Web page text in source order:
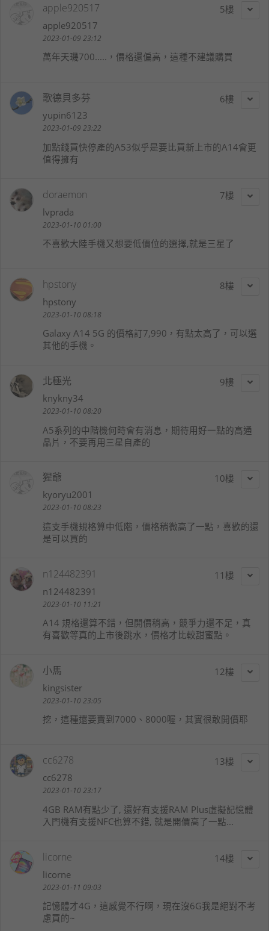
5
apple920517
apple920517
2023-01-09 23:12
萬年天璣700.....，價格還偏高，這種不建議購買
6
歌德貝多芬
yupin6123
2023-01-09 23:22
加點錢買快停產的A53似乎是要比買新上市的A14會更
值得擁有
7
doraemon
lvprada
2023-01-10 01:00
不喜歡大陸手機又想要低價位的選擇,就是三星了
8
hpstony
hpstony
2023-01-10 08:18
Galaxy A14 5G 的價格訂7,990，有點太高了，可以選
其他的手機。
9
北極光
knykny34
2023-01-10 08:20
A5系列的中階機何時會有消息，期待用好一點的高通
晶片，不要再用三星自產的
10
猩爺
kyoryu2001
2023-01-10 08:23
這支手機規格算中低階，價格稍微高了一點，喜歡的還
是可以買的
11
n124482391
n124482391
2023-01-10 11:21
A14 規格還算不錯，但開價稍高，競爭力還不足，真
有喜歡等真的上市後跳水，價格才比較甜蜜點。
12
小馬
kingsister
2023-01-10 23:05
挖，這種還要賣到7000、8000喔，其實很敢開價耶
13
cc6278
cc6278
2023-01-10 23:17
4GB RAM有點少了, 還好有支援RAM Plus虛擬記憶體
入門機有支援NFC也算不錯, 就是開價高了一點...
14
licorne
licorne
2023-01-11 09:03
記憶體才4G，這感覺不行啊，現在沒6G我是絕對不考
慮買的~